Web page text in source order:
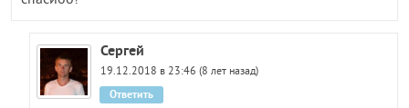
Сергей
19.12.2018 в 23:46 (8 лет назад)
Ответить